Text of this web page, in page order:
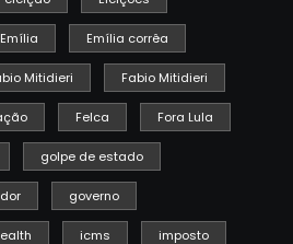
Emília Emília corrêa
Mitidieri Fabio Mitidieri
Felca Fora Lula
golpe de estado
governo
icms imposto